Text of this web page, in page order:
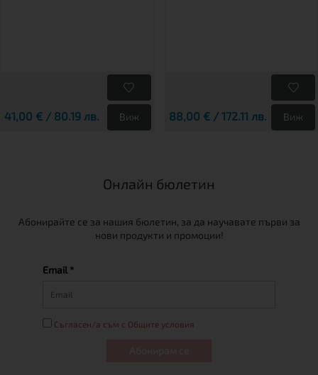
41,00 € / 80.19 лв. Виж 88,00 € / 172.11 лв. Виж
Онлайн бюлетин
Абонирайте се за нашия бюлетин, за да научавате първи за
нови продукти и промоции!
Email *
Съгласен/а съм с Общите условия